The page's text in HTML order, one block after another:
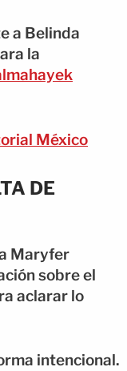
a Belinda
la
México
DE
Maryfer
sobre el
aclarar lo
intencional.